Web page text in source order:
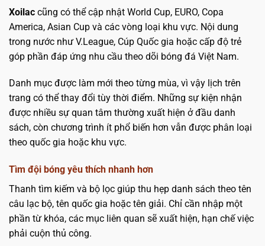
Xoilac cũng có thể cập nhật World Cup, EURO, Copa
America, Asian Cup và các vòng loại khu vực. Nội dung
trong nước như V.League, Cúp Quốc gia hoặc cấp độ trẻ
góp phần đáp ứng nhu cầu theo dõi bóng đá Việt Nam.
Danh mục được làm mới theo từng mùa, vì vậy lịch trên
trang có thể thay đổi tùy thời điểm. Những sự kiện nhận
được nhiều sự quan tâm thường xuất hiện ở đầu danh
sách, còn chương trình ít phổ biến hơn vẫn được phân loại
theo quốc gia hoặc khu vực.
Tìm đội bóng yêu thích nhanh hơn
Thanh tìm kiếm và bộ lọc giúp thu hẹp danh sách theo tên
câu lạc bộ, tên quốc gia hoặc tên giải. Chỉ cần nhập một
phần từ khóa, các mục liên quan sẽ xuất hiện, hạn chế việc
phải cuộn thủ công.